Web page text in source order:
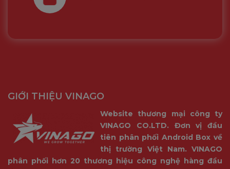
GIỚI THIỆU VINAGO
Website thương mại công ty
VINAGO CO.LTD. Đơn vị đầu
tiên phân phối Android Box về
thị trường Việt Nam. VINAGO
phân phối hơn 20 thương hiệu công nghệ hàng đầu